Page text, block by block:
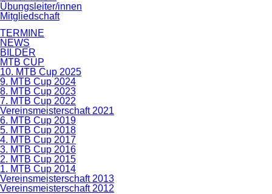
Übungsleiter/innen
Mitgliedschaft
TERMINE
NEWS
BILDER
MTB CUP
10. MTB Cup 2025
9. MTB Cup 2024
8. MTB Cup 2023
7. MTB Cup 2022
Vereinsmeisterschaft 2021
6. MTB Cup 2019
5. MTB Cup 2018
4. MTB Cup 2017
3. MTB Cup 2016
2. MTB Cup 2015
1. MTB Cup 2014
Vereinsmeisterschaft 2013
Vereinsmeisterschaft 2012